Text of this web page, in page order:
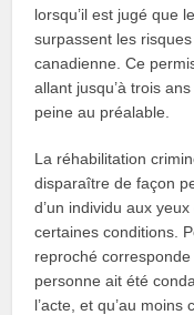
lorsqu’il est jugé que
surpassent les
canadienne. Ce
allant jusqu’à trois
peine au préalable.
La réhabilitation
disparaître de façon
d’un individu aux
certaines conditions.
reproché
personne ait été
l’acte, et qu’au